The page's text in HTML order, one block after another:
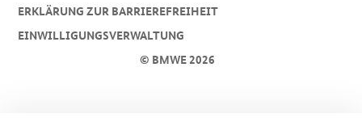
© BMWE 2026
ERKLÄRUNG ZUR BARRIEREFREIHEIT
EINWILLIGUNGSVERWALTUNG